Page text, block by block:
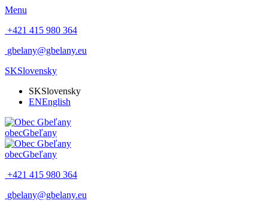
Menu
+421 415 980 364
gbelany@gbelany.eu
SKSlovensky
SKSlovensky
ENEnglish
obecGbeľany
obecGbeľany
+421 415 980 364
gbelany@gbelany.eu